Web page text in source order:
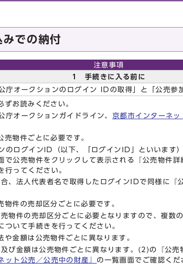
での納付
注意事項
1 手続きに入る前に
庁オークションのログイン IDの取得」と「公売参
お読みください。
庁オークションガイドライン、 京都市インターネッ
物件ごとに必要です。
ログインID（以下、「ログインID」といいます
で公売物件をクリックして表示される『公売物件詳
行ってください。
、法人代表者名で取得したログインIDで同様に『
件の売却区分ごとに必要です。
件の売却区分ごとに必要となりますので、複数
ついて手続きを行ってください。
金額は公売物件ごとに異なります。
び金額は公売物件ごとに異なります。(2)の『公売
ット公売／公売中の財産』 の一覧画面でご確認くだ